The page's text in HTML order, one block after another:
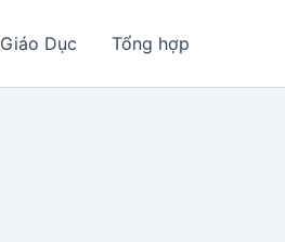
Giáo Dục Tổng hợp